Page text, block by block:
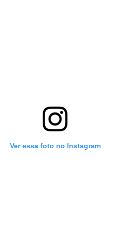
Ver essa foto no Instagram